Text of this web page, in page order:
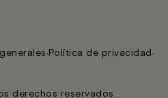
Política de privacidad
derechos reservados.